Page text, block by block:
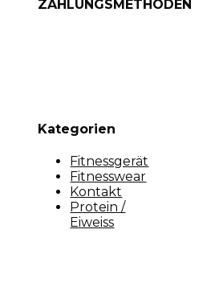
ZAHLUNGSMETHODEN
Kategorien
Fitnessgerät
Fitnesswear
Kontakt
Protein /
Eiweiss